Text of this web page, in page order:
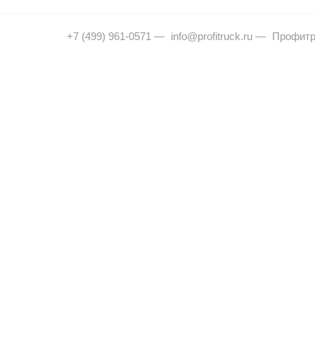
+7 (499) 961-0571 — info@profitruck.ru —